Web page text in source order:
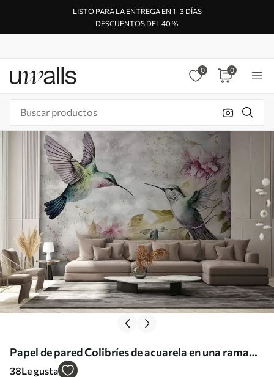
LISTO PARA LA ENTREGA EN 1–3 DÍAS
DESCUENTOS DEL 40 %
0 0
Papel de pared Colibríes de acuarela en una rama
Nr. u93994
38Le gusta